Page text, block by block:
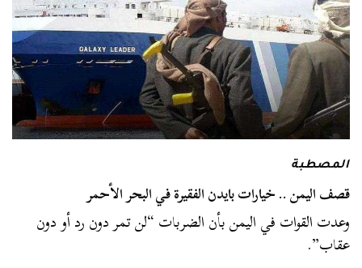
المصطبة
قصف اليمن .. خيارات بايدن الفقيرة في البحر الأحمر
وعدت القوات في اليمن بأن الضربات “لن تمر دون رد أو دون
عقاب”.